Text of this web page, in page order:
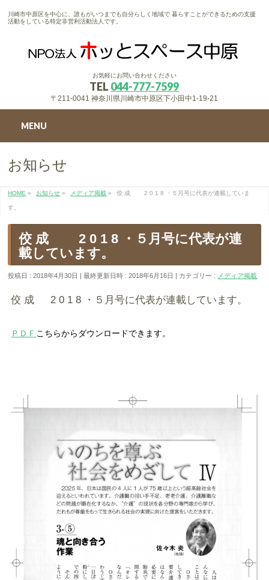
川崎市中原区を中心に、誰もがいつまでも自分らしく地域で 暮らすことができるための支援
活動をしている特定非営利活動法人です。
お気軽にお問い合わせください
TEL 044-777-7599
〒211-0041 神奈川県川崎市中原区下小田中1-19-21
MENU
お知らせ
HOME » お知らせ » メディア掲載 » 佼 成 2 0 1 8 ・５月号に代表が連載していま
す。
佼 成 2 0 1 8 ・５月号に代表が連
載しています。
投稿日 : 2018年4月30日 最終更新日時 : 2018年6月16日 カテゴリー : メディア掲載
佼 成 2 0 1 8 ・５月号に代表が連載しています。
ＰＤＦ こちらからダウンロードできます。